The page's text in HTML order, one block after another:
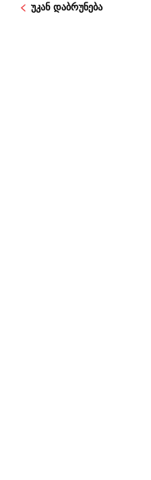
უკან დაბრუნება